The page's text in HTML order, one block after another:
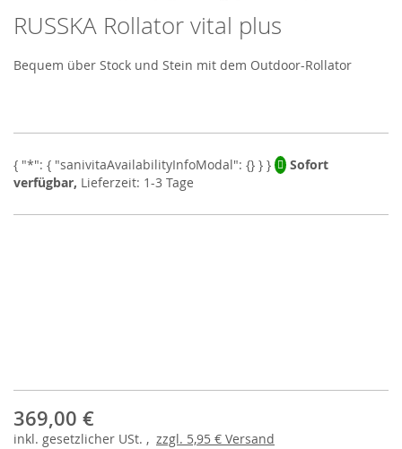
Skip
to
the
beginning
images
RUSSKA Rollator vital plus
Bequem über Stock und Stein mit dem Outdoor-Rollator
Sofort
verfügbar, Lieferzeit: 1-3 Tage
369,00 €
inkl. gesetzlicher USt. , zzgl. 5,95 € Versand